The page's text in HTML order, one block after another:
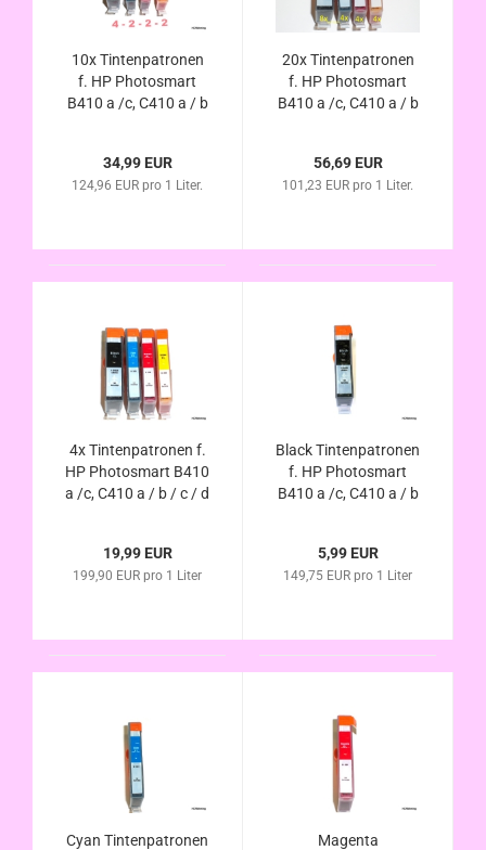
10x Tintenpatronen
f. HP Photosmart
B410 a /c, C410 a / b
kompatibel zu
HP364XL mit Chip
34,99 EUR
124,96 EUR pro 1 Liter.
20x Tintenpatronen
f. HP Photosmart
B410 a /c, C410 a / b
kompatibel zu
HP364XL mit Chip
56,69 EUR
101,23 EUR pro 1 Liter.
4x Tintenpatronen f.
HP Photosmart B410
a /c, C410 a / b / c / d
HP364XL mit Chip
und
19,99 EUR
199,90 EUR pro 1 Liter
Black Tintenpatronen
f. HP Photosmart
B410 a /c, C410 a / b
kompatibel HP364XL
mit Chip u.
5,99 EUR
149,75 EUR pro 1 Liter
Cyan Tintenpatronen
Magenta